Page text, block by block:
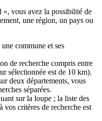
vous avez la possibilité de
une région, un pays ou
commune et ses
de recherche compris entre
sélectionnée est de 10 km).
deux départements, vous
séparées.
sur la loupe ; la liste des
critères de recherche est